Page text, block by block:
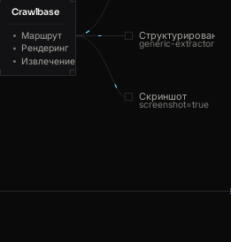
Crawlbase
Маршрут
Рендеринг
Извлечение
Скриншот
generic-extractor
screenshot=true